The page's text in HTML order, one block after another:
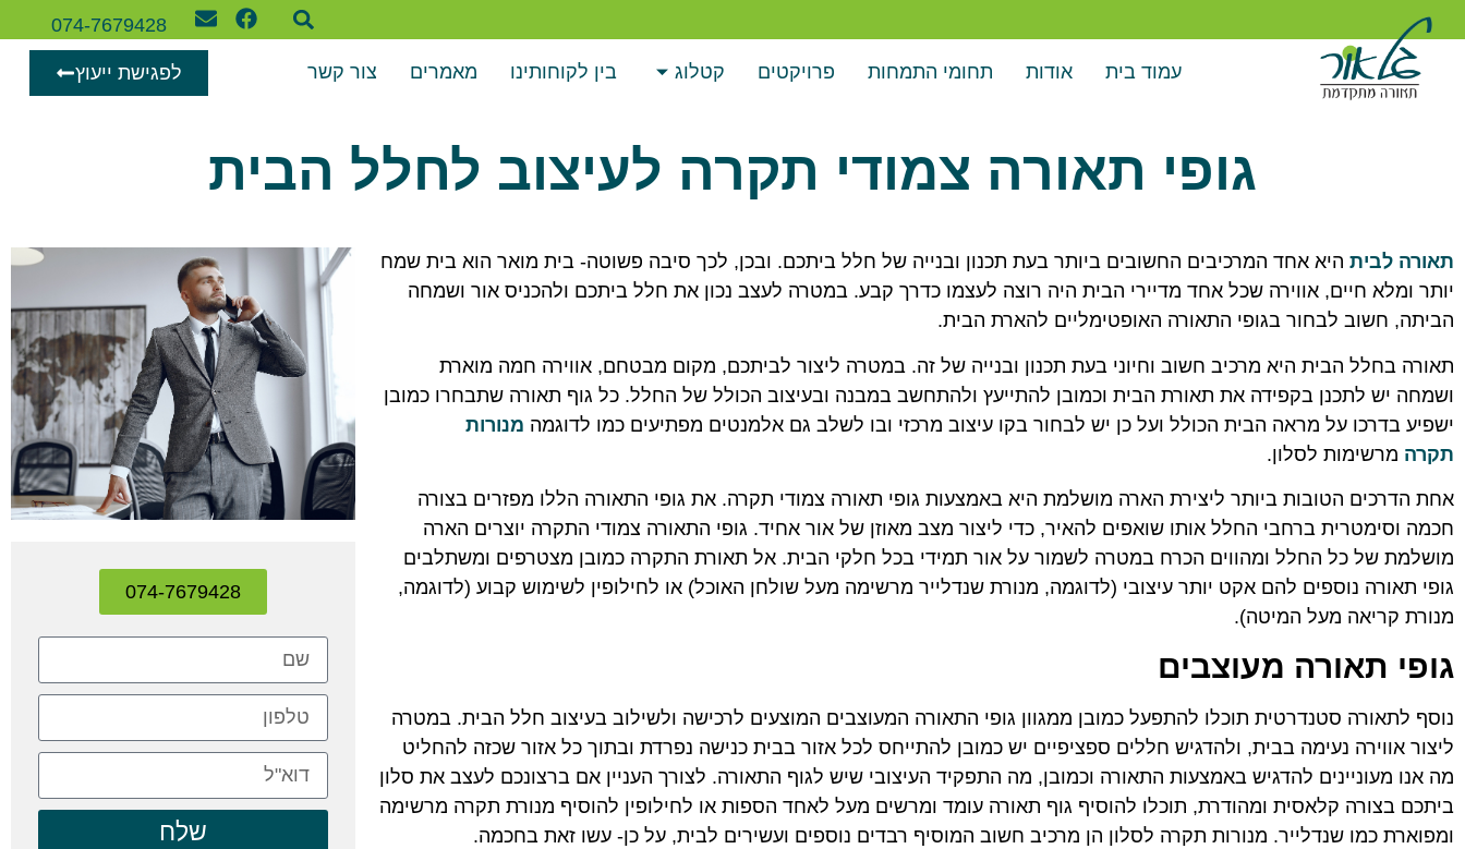
074-7679428
עמוד בית אודות תחומי התמחות פרויקטים קטלוג בין לקוחותינו מאמרים צור קשר לפגישת ייעוץ
גופי תאורה צמודי תקרה לעיצוב לחלל הבית
תאורה לבית היא אחד המרכיבים החשובים ביותר בעת תכנון ובנייה של חלל ביתכם. ובכן, לכך סיבה פשוטה- בית מואר הוא בית שמח
יותר ומלא חיים, אווירה שכל אחד מדיירי הבית היה רוצה לעצמו כדרך קבע. במטרה לעצב נכון את חלל ביתכם ולהכניס אור ושמחה
הביתה, חשוב לבחור בגופי התאורה האופטימליים להארת הבית.
תאורה בחלל הבית היא מרכיב חשוב וחיוני בעת תכנון ובנייה של זה. במטרה ליצור לביתכם, מקום מבטחם, אווירה חמה מוארת
ושמחה יש לתכנן בקפידה את תאורת הבית וכמובן להתייעץ ולהתחשב במבנה ובעיצוב הכולל של החלל. כל גוף תאורה שתבחרו כמובן
ישפיע בדרכו על מראה הבית הכולל ועל כן יש לבחור בקו עיצוב מרכזי ובו לשלב גם אלמנטים מפתיעים כמו לדוגמה מנורות
תקרה מרשימות לסלון.
אחת הדרכים הטובות ביותר ליצירת הארה מושלמת היא באמצעות גופי תאורה צמודי תקרה. את גופי התאורה הללו מפזרים בצורה
חכמה וסימטרית ברחבי החלל אותו שואפים להאיר, כדי ליצור מצב מאוזן של אור אחיד. גופי התאורה צמודי התקרה יוצרים הארה
מושלמת של כל החלל ומהווים הכרח במטרה לשמור על אור תמידי בכל חלקי הבית. אל תאורת התקרה כמובן מצטרפים ומשתלבים
גופי תאורה נוספים להם אקט יותר עיצובי (לדוגמה, מנורת שנדלייר מרשימה מעל שולחן האוכל) או לחילופין לשימוש קבוע (לדוגמה,
מנורת קריאה מעל המיטה).
גופי תאורה מעוצבים
נוסף לתאורה סטנדרטית תוכלו להתפעל כמובן ממגוון גופי התאורה המעוצבים המוצעים לרכישה ולשילוב בעיצוב חלל הבית. במטרה
ליצור אווירה נעימה בבית, ולהדגיש חללים ספציפיים יש כמובן להתייחס לכל אזור בבית כנישה נפרדת ובתוך כל אזור שכזה להחליט
מה אנו מעוניינים להדגיש באמצעות התאורה וכמובן, מה התפקיד העיצובי שיש לגוף התאורה. לצורך העניין אם ברצונכם לעצב את סלון
ביתכם בצורה קלאסית ומהודרת, תוכלו להוסיף גוף תאורה עומד ומרשים מעל לאחד הספות או לחילופין להוסיף מנורת תקרה מרשימה
ומפוארת כמו שנדלייר. מנורות תקרה לסלון הן מרכיב חשוב המוסיף רבדים נוספים ועשירים לבית, על כן- עשו זאת בחכמה.
074-7679428
שלח